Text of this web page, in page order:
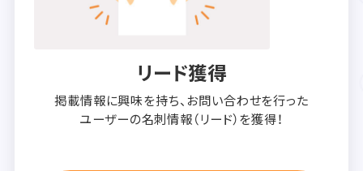
リード獲得
掲載情報に興味を持ち、 お問い合わせを行った
ユーザーの名刺情報（リード）を獲得！